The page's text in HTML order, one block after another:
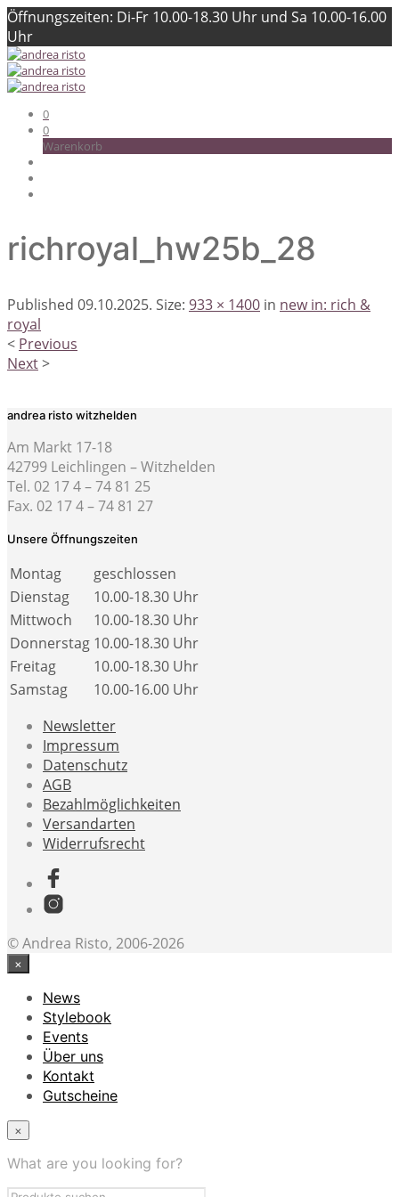
Öffnungszeiten: Di-Fr 10.00-18.30 Uhr und Sa 10.00-16.00
Uhr
0
0
Warenkorb
richroyal_hw25b_28
Published 09.10.2025. Size: 933 × 1400 in new in: rich &
royal
< Previous
Next>
andrea risto witzhelden
Am Markt 17-18
42799 Leichlingen – Witzhelden
Tel. 02 17 4 – 74 81 25
Fax. 02 17 4 – 74 81 27
Unsere Öffnungszeiten
Montag
geschlossen
Dienstag
10.00-18.30 Uhr
Mittwoch
10.00-18.30 Uhr
Donnerstag 10.00-18.30 Uhr
Freitag
10.00-18.30 Uhr
Samstag
10.00-16.00 Uhr
Newsletter
Impressum
Datenschutz
AGB
Bezahlmöglichkeiten
Versandarten
Widerrufsrecht
© Andrea Risto, 2006-2026
×
News
Stylebook
Events
Über uns
Kontakt
Gutscheine
×
What are you looking for?